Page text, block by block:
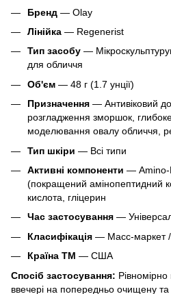
Бренд — Olay
Лінійка — Regenerist
Тип засобу —
для обличчя
Об'єм — 48 г (1.7 унції)
Призначення — Антивіковий
розгладження зморшок,
моделювання овалу обличчя,
Тип шкіри — Всі типи
Активні компоненти — Amino-
(покращений амінопептидний
кислота, гліцерин
Час застосування —
Класифікація — Масс-маркет
Країна ТМ — США
Спосіб застосування:
ввечері на попередньо очищену та